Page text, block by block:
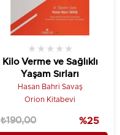
Kilo Verme ve Sağlıklı
Yaşam Sırları
★ ★ ★ ★ ★
Hasan Bahri Savaş
Orion Kitabevi
₺190,00 %25